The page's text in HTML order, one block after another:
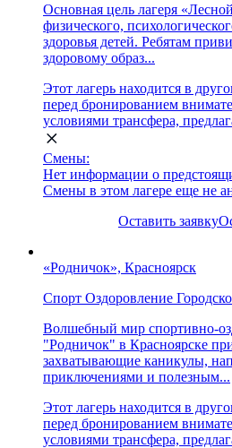
Основная цель лагеря
физического,
здоровья детей. Ребятам
здоровому образ...
Этот лагерь находится в
перед бронированием
условиями трансфера,
Смены:
Нет информации о
Смены в этом лагере еще не
Оставить заявку
«Родничок», Красноярск
Спорт Оздоровление
Волшебный мир спортивно-
"Родничок" в Красноярске
захватывающие каникулы,
приключениями и полезным...
Этот лагерь находится в
перед бронированием
условиями трансфера,